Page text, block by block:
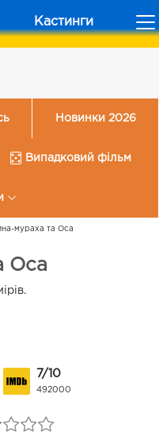
Кастинги
Новинки 2026
Випадковий фільм
мураха та Оса
Оса
7/10
492000